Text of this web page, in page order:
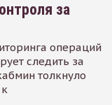
за
операций
следить за
толкнуло